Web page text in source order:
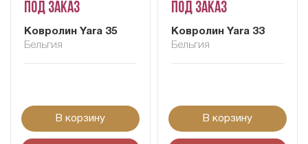
Под заказ
Ковролин Yara 35
Бельгия
В корзину
Под заказ
Ковролин Yara 33
Бельгия
В корзину